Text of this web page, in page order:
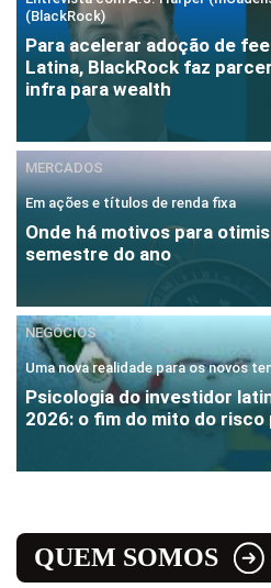
(BlackRock)
Para acelerar adoção de
Latina, BlackRock faz
infra para wealth
MERCADOS
Em ações e títulos de renda fixa
Onde há motivos para
semestre do ano
NEGÓCIOS
Uma nova realidade para os novos
Psicologia do investidor
2026: o fim do mito do
QUEM SOMOS